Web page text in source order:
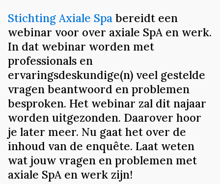
Stichting Axiale Spa bereidt een
webinar voor over axiale SpA en werk.
In dat webinar worden met
professionals en
ervaringsdeskundige(n) veel gestelde
vragen beantwoord en problemen
besproken. Het webinar zal dit najaar
worden uitgezonden. Daarover hoor
je later meer. Nu gaat het over de
inhoud van de enquête. Laat weten
wat jouw vragen en problemen met
axiale SpA en werk zijn!